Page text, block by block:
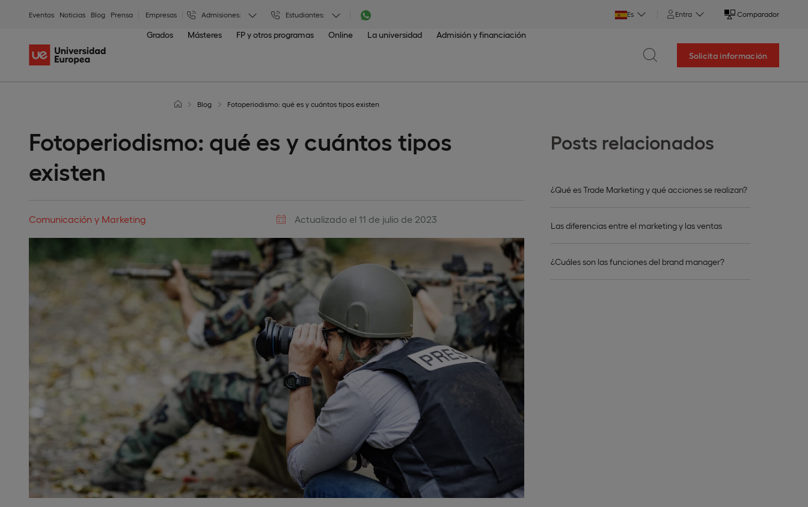
Eventos Noticias Blog Prensa Empresas Admisiones: Estudiantes: Es Entra Comparador
Grados Másteres FP y otros programas Online La universidad Admisión y financiación
Solicita información
Posts relacionados
¿Qué es Trade Marketing y qué acciones se realizan?
Las diferencias entre el marketing y las ventas
¿Cuáles son las funciones del brand manager?
Blog Fotoperiodismo: qué es y cuántos tipos existen
Fotoperiodismo: qué es y cuántos tipos
existen
Comunicación y Marketing Actualizado el 11 de julio de 2023